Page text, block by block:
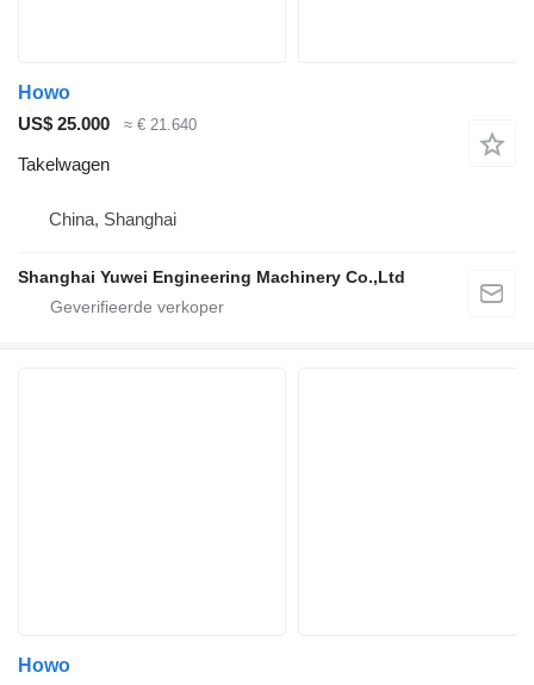
Howo
US$ 25.000
≈ € 21.640
Takelwagen
China, Shanghai
Shanghai Yuwei Engineering Machinery Co.,Ltd
Howo